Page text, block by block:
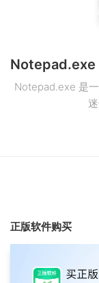
Notepad.exe 是
正版软件购买